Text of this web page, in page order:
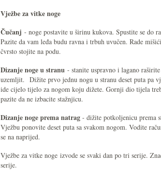
Vježbe za vitke noge
Čučanj - noge postavite u širinu kukova. Spustite se do
Pazite da vam leđa budu ravna i trbuh uvučen. Rade
čvrsto stojite na podu.
Dizanje noge u stranu - stanite uspravno i lagano
uzemljit. Dižite prvo jednu nogu u stranu deset puta pa
ide cijelo tijelo za nogom koju dižete. Gornji dio tijela
pazite da ne izbacite stažnjicu.
Dizanje noge prema natrag - dižite potkoljenicu prema
Vježbu ponovite deset puta sa svakom nogom. Vodite
se na naprijed.
Vježbe za vitke noge izvode se svaki dan po tri serije.
serije.